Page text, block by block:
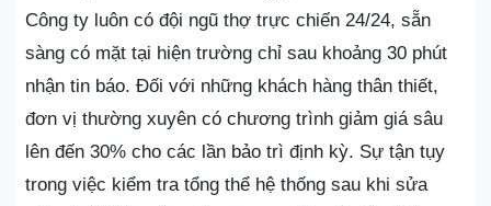
Công ty luôn có đội ngũ thợ trực chiến 24/24, sẵn
sàng có mặt tại hiện trường chỉ sau khoảng 30 phút
nhận tin báo. Đối với những khách hàng thân thiết,
đơn vị thường xuyên có chương trình giảm giá sâu
lên đến 30% cho các lần bảo trì định kỳ. Sự tận tụy
trong việc kiểm tra tổng thể hệ thống sau khi sửa